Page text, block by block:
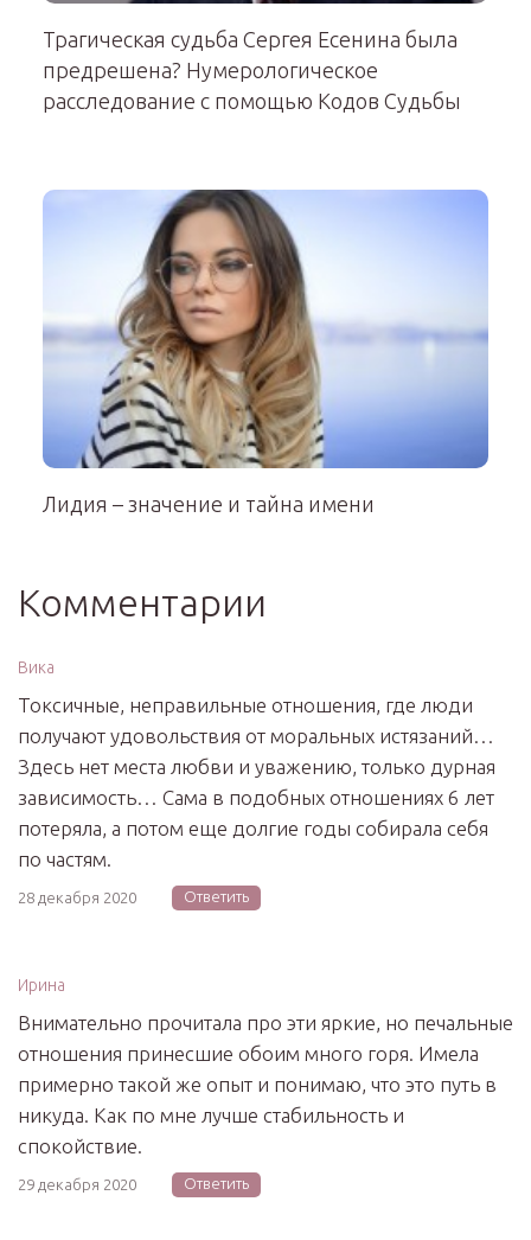
Трагическая судьба Сергея Есенина была
предрешена? Нумерологическое
расследование с помощью Кодов Судьбы
Лидия – значение и тайна имени
Комментарии
Вика
Токсичные, неправильные отношения, где люди
получают удовольствия от моральных истязаний…
Здесь нет места любви и уважению, только дурная
зависимость… Сама в подобных отношениях 6 лет
потеряла, а потом еще долгие годы собирала себя
по частям.
28 декабря 2020 Ответить
Ирина
Внимательно прочитала про эти яркие, но печальные
отношения принесшие обоим много горя. Имела
примерно такой же опыт и понимаю, что это путь в
никуда. Как по мне лучше стабильность и
спокойствие.
29 декабря 2020 Ответить